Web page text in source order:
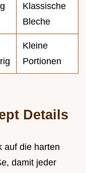
Klassische
Bleche
Kleine
Portionen
Details
auf die harten
damit jeder